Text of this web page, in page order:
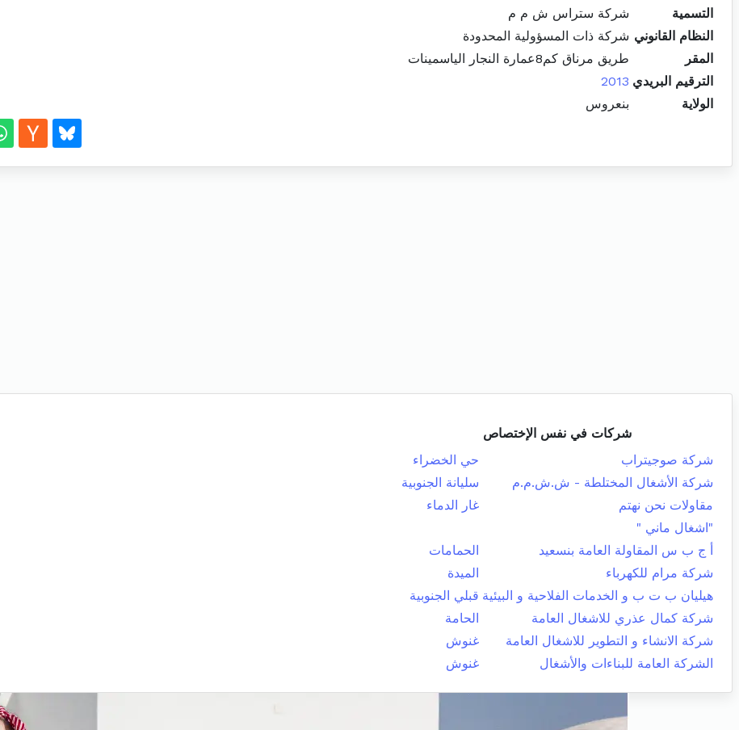
التسمية
شركة ستراس ش م م
النظام القانوني شركة ذات المسؤولية المحدودة
المقر
طريق مرناق كم8عمارة النجار الياسمينات
الترقيم البريدي 2013
الولاية
بنعروس
شركات في نفس الإختصاص
شركة صوجيتراب
حي الخضراء
شركة الأشغال المختلطة - ش.ش.م.م
سليانة الجنوبية
مقاولات نحن نهتم
غار الدماء
"اشغال ماني "
أ ج ب س المقاولة العامة بنسعيد
الحمامات
شركة مرام للكهرباء
الميدة
هيليان ب ت ب و الخدمات الفلاحية و البيئية قبلي الجنوبية
شركة كمال عذري للاشغال العامة
الحامة
شركة الانشاء و التطوير للاشغال العامة
غنوش
الشركة العامة للبناءات والأشغال
غنوش